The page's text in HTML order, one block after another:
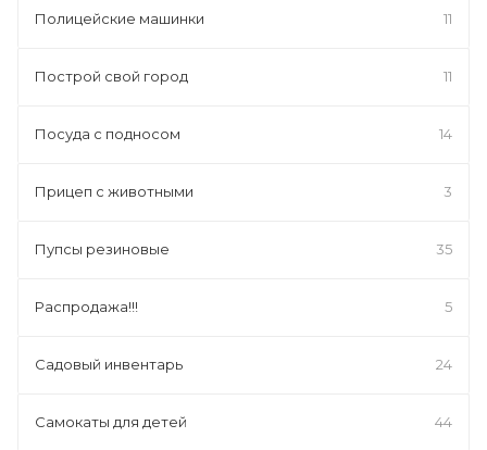
Полицейские машинки 11
Построй свой город 11
Посуда с подносом 14
Прицеп с животными 3
Пупсы резиновые 35
Распродажа!!! 5
Садовый инвентарь 24
Самокаты для детей 44